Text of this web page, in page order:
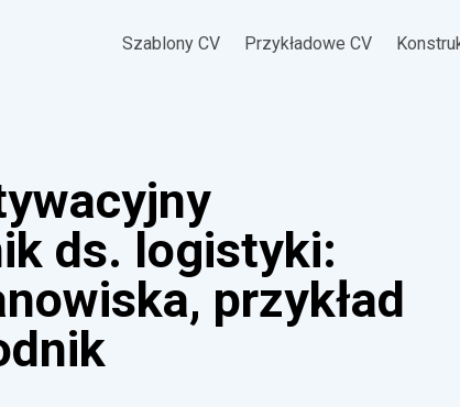
Szablony CV Przykładowe CV
ds. logistyki:
przykład